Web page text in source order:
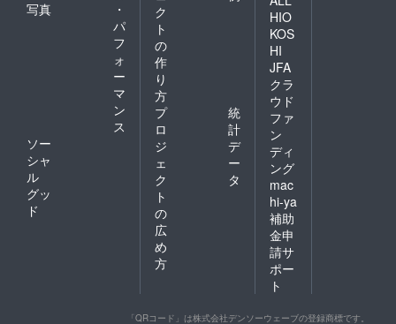
写真
・
パ
フ
ォ
ー
マ
ン
ス
ソー
シャ
ル
グッ
ド
ク
ト
の
作
り
方
プ
ロ
ジ
ェ
ク
ト
の
広
め
方
統
計
デ
ー
タ
HIO
KOS
HI
JFA
クラ
ウド
ファ
ン
ディ
ング
mac
hi-ya
補助
金申
請サ
ポー
ト
「QRコード」は株式会社デンソーウェーブの登録商標です。